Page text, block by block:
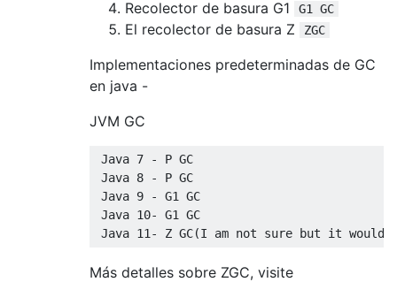
Recolector de basura G1 G1 GC
El recolector de basura Z ZGC
Implementaciones predeterminadas de GC
en java -
JVM GC
Java 7 -
P GC
Java 8 -
P GC
Java 9 -
G1 GC
Java 10-
G1 GC
Java 11 - Z GC(I am not sure but it would
Más detalles sobre ZGC, visite